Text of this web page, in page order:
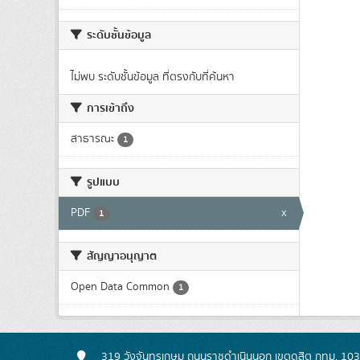
ระดับชั้นข้อมูล
ไม่พบ ระดับชั้นข้อมูล ที่ตรงกับที่ค้นหา
การเข้าถึง
สาธารณะ 1
รูปแบบ
PDF 1 x
สัญญาอนุญาต
Open Data Common 1
319 วังจันทรเกษม ถนนราชดำเนินนอก เขตดุสิต กทม.